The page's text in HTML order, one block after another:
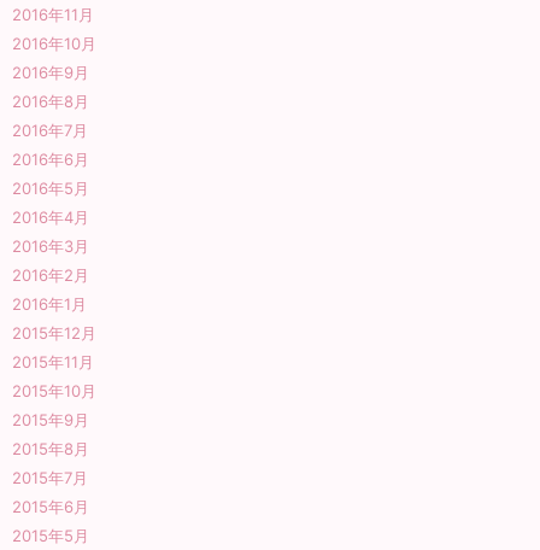
2016年11月
2016年10月
2016年9月
2016年8月
2016年7月
2016年6月
2016年5月
2016年4月
2016年3月
2016年2月
2016年1月
2015年12月
2015年11月
2015年10月
2015年9月
2015年8月
2015年7月
2015年6月
2015年5月